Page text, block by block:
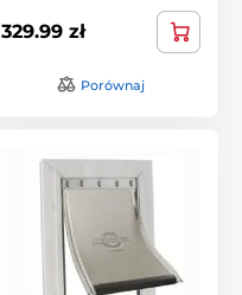
329.99 zł
Porównaj